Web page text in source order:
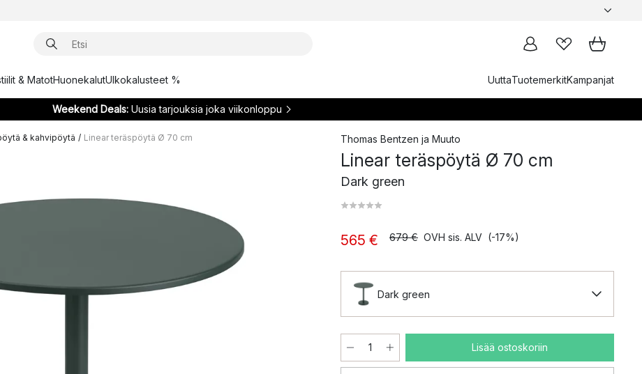
& MatotHuonekalutUlkokalusteet % UuttaTuotemerkitKampanjat
Weekend Deals:Uusia tarjouksia joka viikonloppu
& kahvipöytä / Linear teräspöytä Ø 70 cm Thomas Bentzen ja Muuto
Linear teräspöytä Ø 70 cm
Dark green
565 € 679 € OVH sis. ALV (-17%)
Dark green
Lisää ostoskoriin